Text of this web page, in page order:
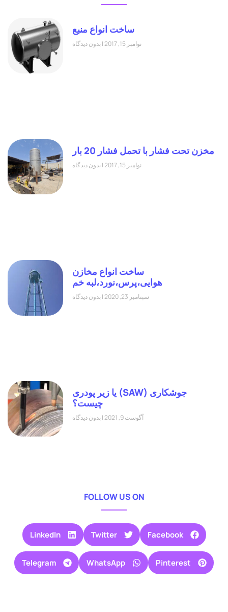
ساخت انواع منبع
نوامبر 15, 2017 بدون دیدگاه
مخزن تحت فشار با تحمل فشار 20 بار
نوامبر 15, 2017 بدون دیدگاه
ساخت انواع مخازن
هوایی،پرس،نورد،لبه خم
سپتامبر 23, 2020 بدون دیدگاه
جوشکاری (SAW) یا زیر پودری
چیست؟
آگوست 9, 2021 بدون دیدگاه
FOLLOW US ON
Facebook
Twitter
LinkedIn
Pinterest
WhatsApp
Telegram